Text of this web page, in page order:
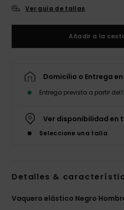
Ver guía de tallas
Añadir a la
Domicilio o Entrega
Entrega prevista a partir del
Ver disponibilidad en
Seleccione una talla
Detalles &
Vaquero elástico Negro